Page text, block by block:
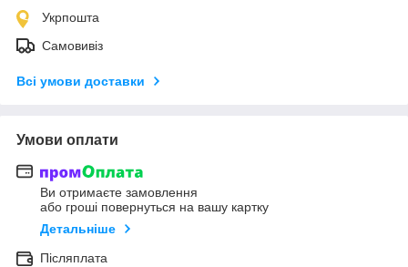
Укрпошта
Самовивіз
Всі умови доставки
Умови оплати
Ви отримаєте замовлення
або гроші повернуться на вашу картку
Детальніше
Післяплата